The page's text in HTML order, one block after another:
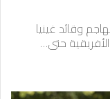
مهاجم وقائد غينيا
حتى…